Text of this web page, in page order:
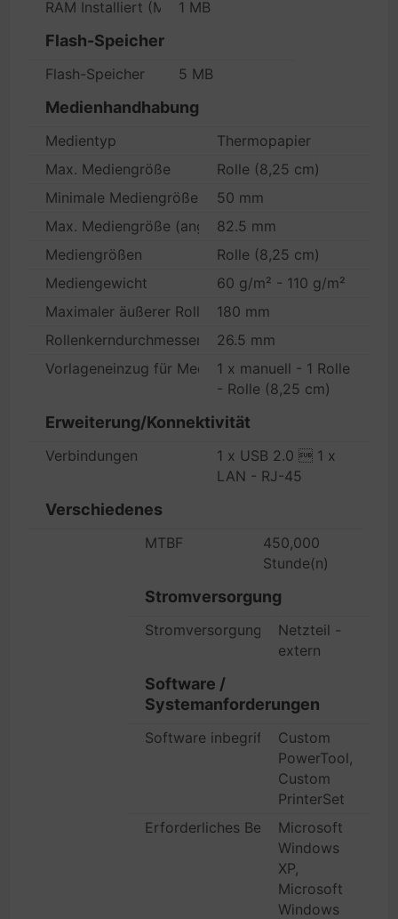
RAM Installiert (Max.)1 MB
Flash-Speicher
Flash-Speicher 5 MB
Medienhandhabung
Medientyp
Thermopapier
Max. Mediengröße
Rolle (8,25 cm)
Minimale Mediengröße (Angepasst)
50 mm
Max. Mediengröße (angepasst)
82.5 mm
Mediengrößen
Rolle (8,25 cm)
Mediengewicht
60 g/m² - 110 g/m²
Maximaler äußerer Rollendurchmesser
180 mm
Rollenkerndurchmesser
26.5 mm
Vorlageneinzug für Medien1 x manuell - 1 Rolle
- Rolle (8,25 cm)
Erweiterung/Konnektivität
Verbindungen
1 x USB 2.0  1 x
LAN - RJ-45
Verschiedenes
MTBF
450,000
Stunde(n)
Stromversorgung
StromversorgungsgerätNetzteil -
extern
Software /
Systemanforderungen
Software inbegriffenCustom
PowerTool,
Custom
PrinterSet
Erforderliches Betriebssystem
Microsoft
Windows
XP,
Microsoft
Windows